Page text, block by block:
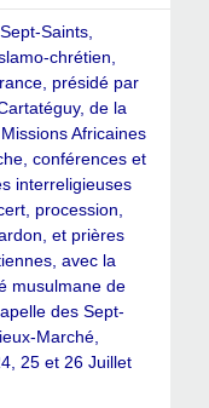
Saints,
chrétien,
présidé par
de la
Africaines
conférences et
interreligieuses
procession,
et prières
avec la
musulmane de
des Sept-
Marché,
25 et 26 Juillet